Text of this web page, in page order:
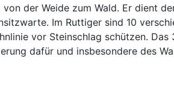
der Weide zum Wald. Er dient
Im Ruttiger sind 10
vor Steinschlag schützen.
dafür und insbesondere des